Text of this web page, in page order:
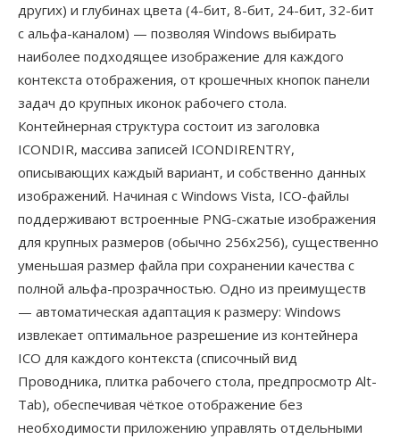
других) и глубинах цвета (4-бит, 8-бит, 24-бит, 32-бит
с альфа-каналом) — позволяя Windows выбирать
наиболее подходящее изображение для каждого
контекста отображения, от крошечных кнопок панели
задач до крупных иконок рабочего стола.
Контейнерная структура состоит из заголовка
ICONDIR, массива записей ICONDIRENTRY,
описывающих каждый вариант, и собственно данных
изображений. Начиная с Windows Vista, ICO-файлы
поддерживают встроенные PNG-сжатые изображения
для крупных размеров (обычно 256x256), существенно
уменьшая размер файла при сохранении качества с
полной альфа-прозрачностью. Одно из преимуществ
— автоматическая адаптация к размеру: Windows
извлекает оптимальное разрешение из контейнера
ICO для каждого контекста (списочный вид
Проводника, плитка рабочего стола, предпросмотр Alt-
Tab), обеспечивая чёткое отображение без
необходимости приложению управлять отдельными